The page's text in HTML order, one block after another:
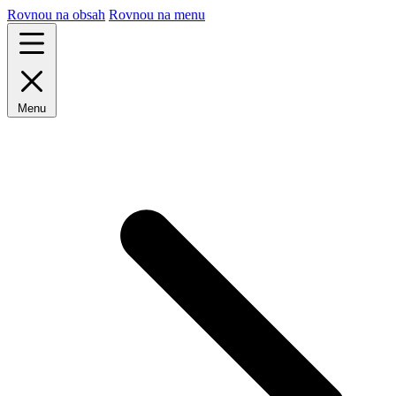
Rovnou na obsah Rovnou na menu
Menu